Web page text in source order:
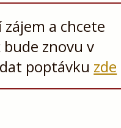
a chcete
znovu v
poptávku zde